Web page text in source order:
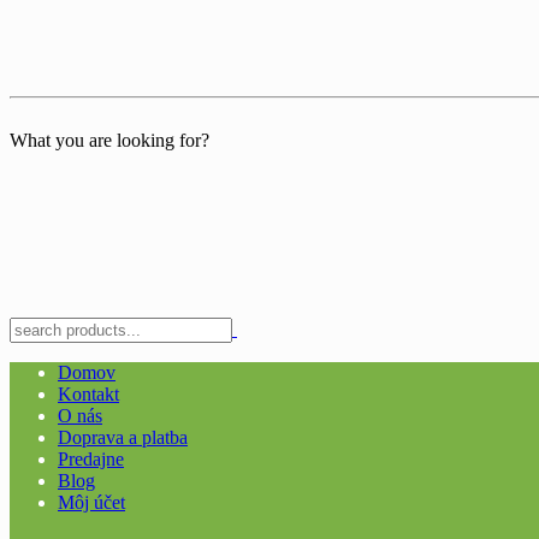
What you are looking for?
Domov
Kontakt
O nás
Doprava a platba
Predajne
Blog
Môj účet